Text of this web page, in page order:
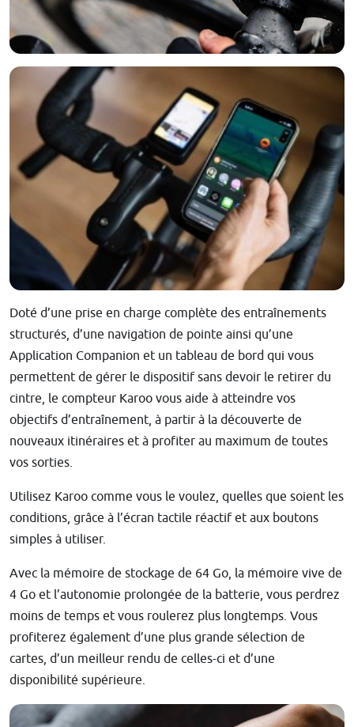
Doté d’une prise en charge complète des entraînements
structurés, d’une navigation de pointe ainsi qu’une
Application Companion et un tableau de bord qui vous
permettent de gérer le dispositif sans devoir le retirer du
cintre, le compteur Karoo vous aide à atteindre vos
objectifs d’entraînement, à partir à la découverte de
nouveaux itinéraires et à profiter au maximum de toutes
vos sorties.
Utilisez Karoo comme vous le voulez, quelles que soient les
conditions, grâce à l’écran tactile réactif et aux boutons
simples à utiliser.
Avec la mémoire de stockage de 64 Go, la mémoire vive de
4 Go et l’autonomie prolongée de la batterie, vous perdrez
moins de temps et vous roulerez plus longtemps. Vous
profiterez également d’une plus grande sélection de
cartes, d’un meilleur rendu de celles-ci et d’une
disponibilité supérieure.